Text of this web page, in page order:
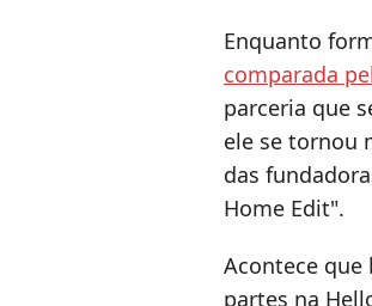
Enquanto
comparada
parceria que
ele se tornou
das
Home Edit".
Acontece que
partes na